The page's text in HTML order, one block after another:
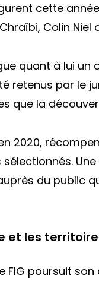
cette
Colin Niel
quant à lui un
retenus par le
que la
2020,
du public
et les
FIG poursuit